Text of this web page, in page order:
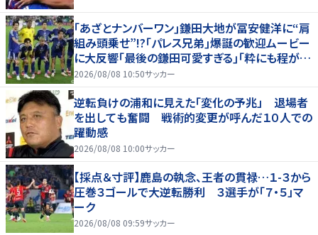
｢あざとナンバーワン｣鎌田大地が冨安健洋に“肩
組み頭乗せ”!?｢パレス兄弟｣爆誕の歓迎ムービー
に大反響｢最後の鎌田可愛すぎる｣｢粋にも程があ
る！」
2026/08/08 10:50サッカー
逆転負けの浦和に見えた「変化の予兆」 退場者
を出しても奮闘 戦術的変更が呼んだ１０人での
躍動感
2026/08/08 10:00サッカー
【採点＆寸評】鹿島の執念、王者の貫禄…１-３から
圧巻３ゴールで大逆転勝利 ３選手が「７・５」マ
ーク
2026/08/08 09:59サッカー